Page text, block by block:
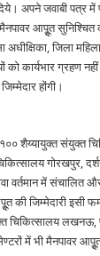
अपने जवाबी पत्र
आपूॢत
जिला
कार्यभार ग्रहण
होंगी।
शैय्यायुक्त संयुक्त
गोरखपुर,
वर्तमान में संचालित
की जिम्मेदारी इसी
चिकित्सालय लखनऊ,
में भी मैनपावर